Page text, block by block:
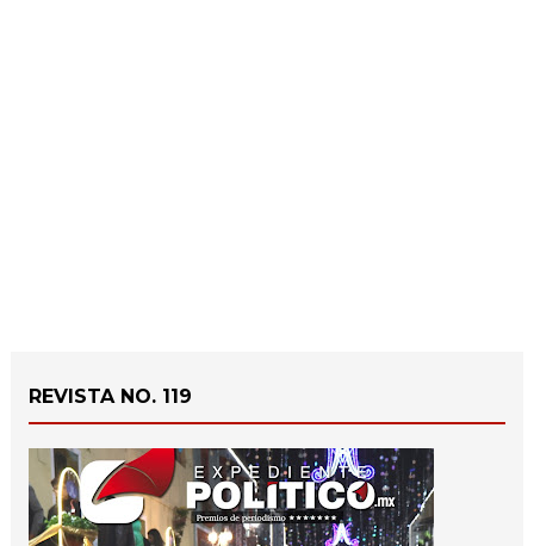
REVISTA NO. 119